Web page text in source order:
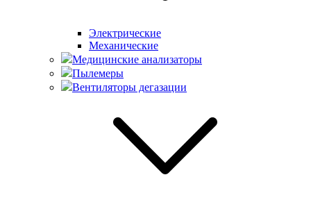
Электрические
Механические
Медицинские анализаторы
Пылемеры
Вентиляторы дегазации